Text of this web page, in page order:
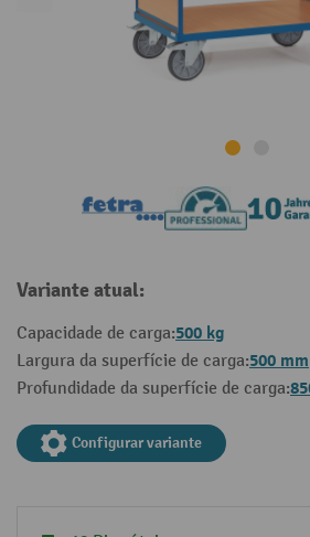
Variante atual:
Capacidade de carga:500 kg
Largura da superfície de carga:500 mm
Profundidade da superfície de carga:
Configurar variante